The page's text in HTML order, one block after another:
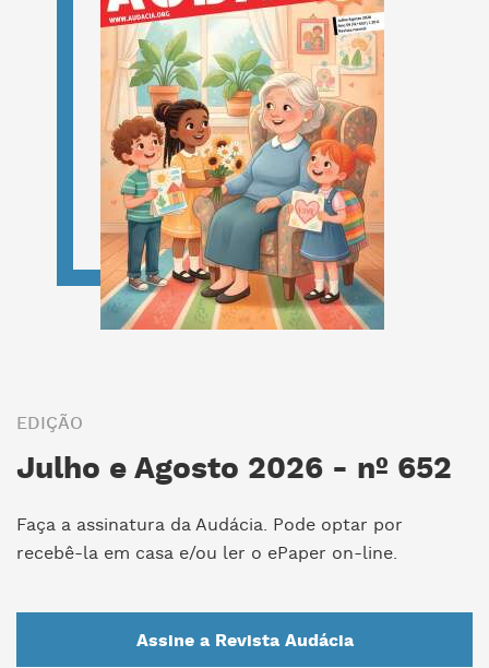
EDIÇÃO
Julho e Agosto 2026 - nº 652
Faça a assinatura da Audácia. Pode optar por
recebê-la em casa e/ou ler o ePaper on-line.
Assine a Revista Audácia